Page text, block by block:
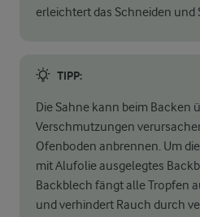
erleichtert das Schneiden und
TIPP:
Die Sahne kann beim Backen
Verschmutzungen
Ofenboden anbrennen. Um
mit Alufolie ausgelegtes
Backblech fängt alle Tropfen
und verhindert Rauch durch